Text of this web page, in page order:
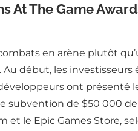
At The Game
en arène plutôt
début, les investisseurs
ont présenté
subvention de $50 000 de
et le Epic Games Store,